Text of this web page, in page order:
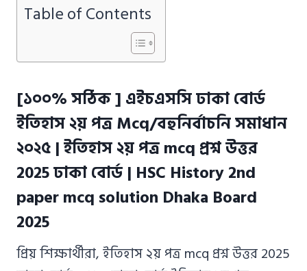
Table of Contents
[১০০% সঠিক ] এইচএসসি ঢাকা বোর্ড
ইতিহাস ২য় পত্র Mcq/বহুনির্বাচনি সমাধান
২০২৫ | ইতিহাস ২য় পত্র mcq প্রশ্ন উত্তর
2025 ঢাকা বোর্ড | HSC History 2nd
paper mcq solution Dhaka Board
2025
প্রিয় শিক্ষার্থীরা, ইতিহাস ২য় পত্র mcq প্রশ্ন উত্তর 2025